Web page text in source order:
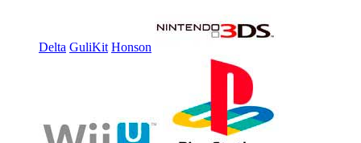
Delta GuliKit Honson